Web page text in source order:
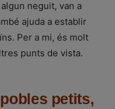
neguit, van a
ajuda a establir
Per a mi, és molt
punts de vista.
petits,